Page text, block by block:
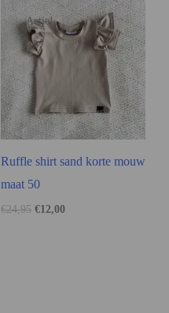
Actie!
Ruffle shirt sand korte mouw
maat 50
€24,95 €12,00